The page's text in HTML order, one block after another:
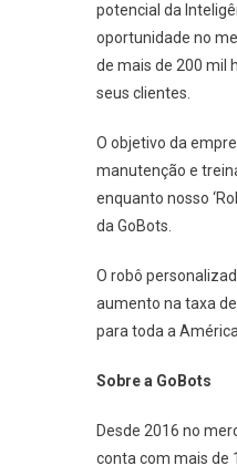
potencial da
oportunidade no
de mais de 200 mil
seus clientes.
O objetivo da
manutenção e
enquanto nosso
da GoBots.
O robô
aumento na taxa
para toda a
Sobre a GoBots
Desde 2016 no
conta com mais de